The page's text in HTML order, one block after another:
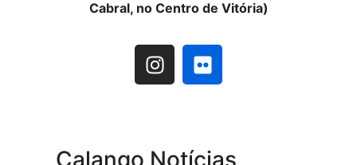
Cabral, no Centro de Vitória)
Calango Notícias